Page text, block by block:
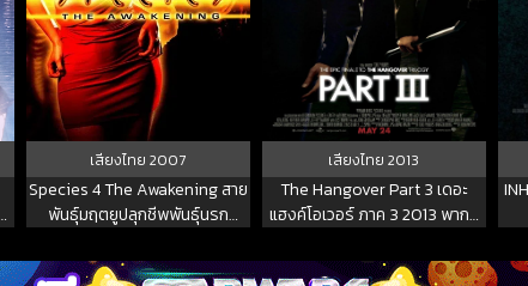
เสียงไทย2007
Species 4 The Awakening สาย
พันธุ์มฤตยูปลุกชีพพันธุ์นรก
เสียงไทย2013
The Hangover Part 3 เดอะ
แฮงค์โอเวอร์ ภาค 3 2013 พากย์